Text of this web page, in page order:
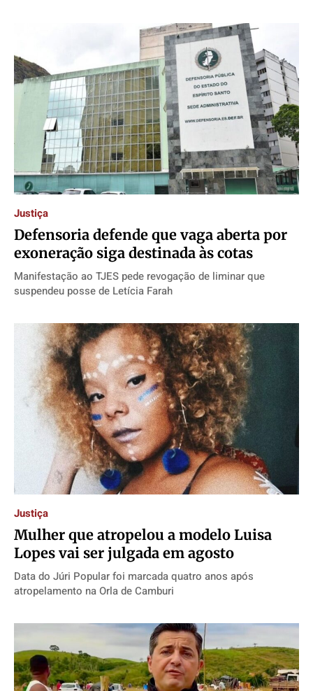
Justiça
Defensoria defende que vaga aberta por
exoneração siga destinada às cotas
Manifestação ao TJES pede revogação de liminar que
suspendeu posse de Letícia Farah
Justiça
Mulher que atropelou a modelo Luisa
Lopes vai ser julgada em agosto
Data do Júri Popular foi marcada quatro anos após
atropelamento na Orla de Camburi